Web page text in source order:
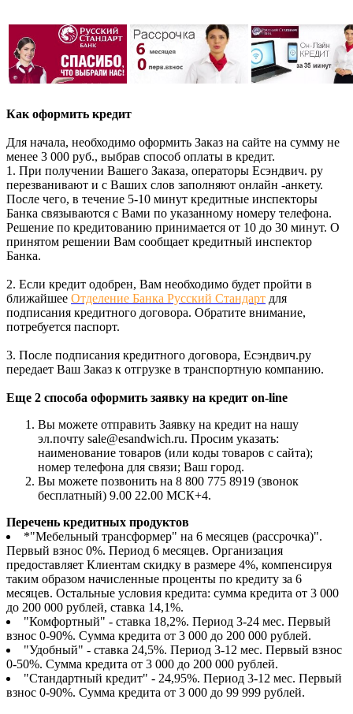
Как оформить кредит
Для начала, необходимо оформить Заказ на сайте на сумму не
менее 3 000 руб., выбрав способ оплаты в кредит.
1. При получении Вашего Заказа, операторы Есэндвич. ру
перезванивают и с Ваших слов заполняют онлайн -анкету.
После чего, в течение 5-10 минут кредитные инспекторы
Банка связываются с Вами по указанному номеру телефона.
Решение по кредитованию принимается от 10 до 30 минут. О
принятом решении Вам сообщает кредитный инспектор
Банка.
2. Если кредит одобрен, Вам необходимо будет пройти в
ближайшее Отделение Банка Русский Стандарт для
подписания кредитного договора. Обратите внимание,
потребуется паспорт.
3. После подписания кредитного договора, Есэндвич.ру
передает Ваш Заказ к отгрузке в транспортную компанию.
Еще 2 способа оформить заявку на кредит on-line
Вы можете отправить Заявку на кредит на нашу
эл.почту sale@esandwich.ru. Просим указать:
наименование товаров (или коды товаров с сайта);
номер телефона для связи; Ваш город.
Вы можете позвонить на 8 800 775 8919 (звонок
бесплатный) 9.00 22.00 МСК+4.
Перечень кредитных продуктов
*"Мебельный трансформер" на 6 месяцев (рассрочка)".
Первый взнос 0%. Период 6 месяцев. Организация
предоставляет Клиентам скидку в размере 4%, компенсируя
таким образом начисленные проценты по кредиту за 6
месяцев. Остальные условия кредита: сумма кредита от 3 000
до 200 000 рублей, ставка 14,1%.
"Комфортный" - ставка 18,2%. Период 3-24 мес. Первый
взнос 0-90%. Сумма кредита от 3 000 до 200 000 рублей.
"Удобный" - ставка 24,5%. Период 3-12 мес. Первый взнос
0-50%. Сумма кредита от 3 000 до 200 000 рублей.
"Стандартный кредит" - 24,95%. Период 3-12 мес. Первый
взнос 0-90%. Сумма кредита от 3 000 до 99 999 рублей.